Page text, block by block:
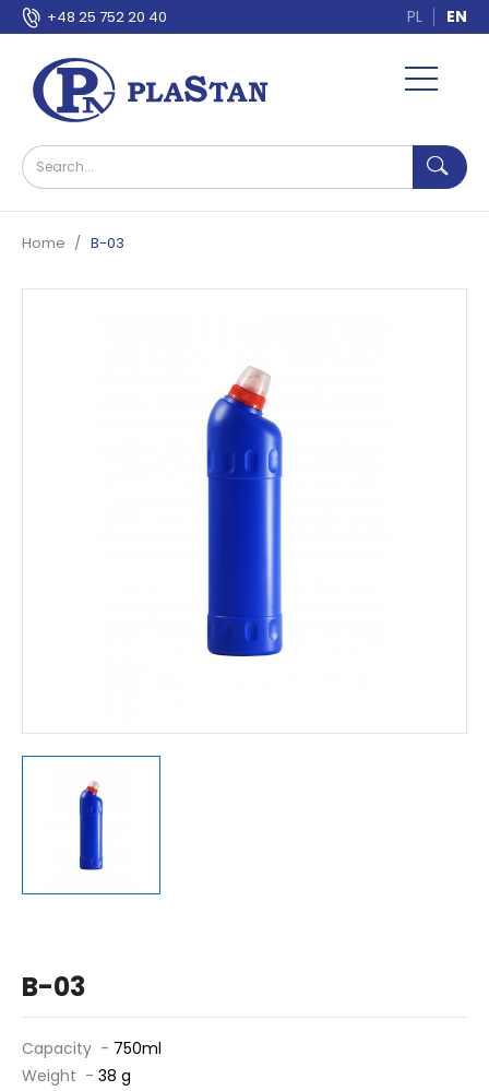
+48 25 752 20 40 PL EN
Home B-03
B-03
Capacity - 750ml
Weight - 38 g